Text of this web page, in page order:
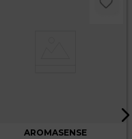
AROMASENSE